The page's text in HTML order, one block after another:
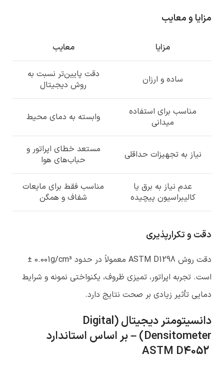
مزایا و معایب
مزایا معایب
ساده و ارزان
دقت پایین‌تر نسبت به
روش دیجیتال
مناسب برای استفاده
میدانی
وابسته به دمای محیط
نیاز به تجهیزات حداقلی
مستعد خطای اپراتور و
حباب‌های هوا
عدم نیاز به برق یا
کالیبراسیون پیچیده
مناسب فقط برای مایعات
شفاف و همگن
دقت و تکرارپذیری
دقت روش ASTM D1298 معمولاً در حدود 0.001g/cm³ ±
است. تجربه اپراتور، تمیزی ظروف، یکنواختی نمونه و شرایط
دمایی تأثیر زیادی بر صحت نتایج دارد.
دانسیتومتر دیجیتال (Digital
Densitometer) –
بر اساس استاندارد